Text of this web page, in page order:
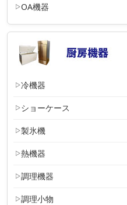
OA機器
冷機器
ショーケース
製氷機
熱機器
調理機器
調理小物